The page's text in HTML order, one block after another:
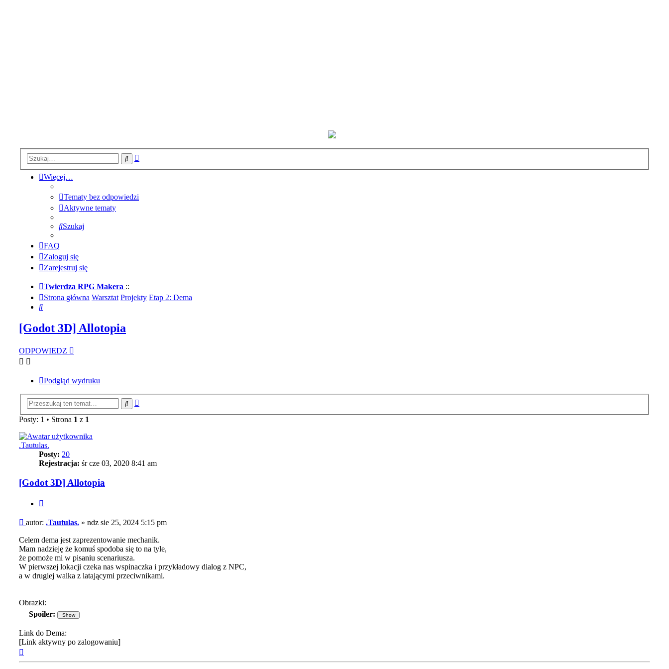
Szukaj
Więcej…
Tematy bez odpowiedzi
Aktywne tematy
Szukaj
FAQ
Zaloguj się
Zarejestruj się
Twierdza RPG Makera ::
Strona główna Warsztat Projekty Etap 2: Dema
Szukaj
[Godot 3D] Allotopia
ODPOWIEDZ
Podgląd wydruku
Szukaj
Posty: 1 • Strona 1 z 1
.Tautulas.
Posty: 20
Rejestracja: śr cze 03, 2020 8:41 am
[Godot 3D] Allotopia
Post
autor: .Tautulas. » ndz sie 25, 2024 5:15 pm
Celem dema jest zaprezentowanie mechanik.
Mam nadzieję że komuś spodoba się to na tyle,
że pomoże mi w pisaniu scenariusza.
W pierwszej lokacji czeka nas wspinaczka i przykładowy dialog z NPC,
a w drugiej walka z latającymi przeciwnikami.
Obrazki:
Spoiler:
Link do Dema:
[Link aktywny po zalogowaniu]